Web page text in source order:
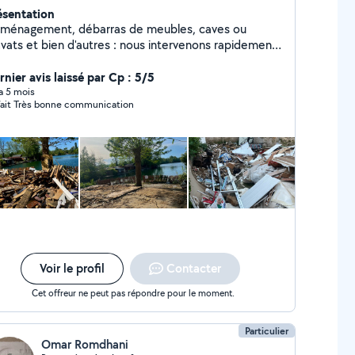
débarras de meubles, caves ou
et bien d'autres : nous intervenons rapidement,
avis laissé par Cp : 5/5
5 mois
Parfait Très bonne communication
Voir le profil Contacter
Cet offreur ne peut pas répondre pour le moment.
Particulier
Omar Romdhani